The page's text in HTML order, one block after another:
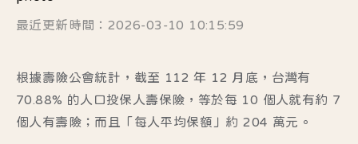
最近更新時間：2026-03-10 10:15:59
根據壽險公會統計，截至 112 年 12 月底 ，台灣有
70.88% 的人口投保人壽保險，等於每 10 個人就有約 7
個人有壽險；而且「每人平均保額」約204 萬元 。